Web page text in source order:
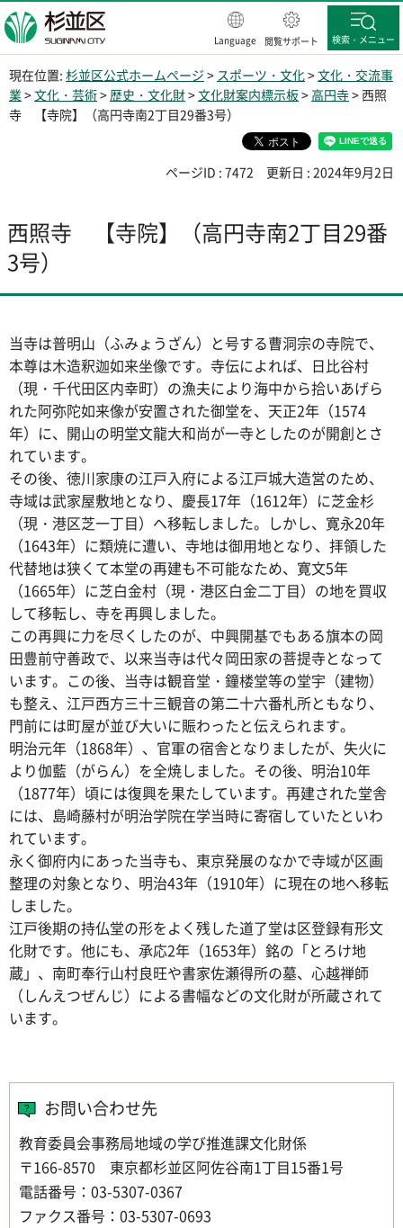
杉並区
Language 閲覧サポート 検索・メニュー
現在位置: 杉並区公式ホームページ > スポーツ・文化>文化・交流事
業 >文化・芸術> 歴史・文化財>文化財案内標示板> 高円寺> 西照
寺 【寺院】（高円寺南2丁目29番3号）
ページID : 7472 更新日 : 2024年9月2日
西照寺 【寺院】（高円寺南2丁目29番
3号）
当寺は普明山（ふみょうざん）と号する曹洞宗の寺院で、
本尊は木造釈迦如来坐像です。寺伝によれば、日比谷村
（現・千代田区内幸町）の漁夫により海中から拾いあげら
れた阿弥陀如来像が安置された御堂を、天正2年（1574
年）に、開山の明堂文龍大和尚が一寺としたのが開創とさ
れています。
その後、徳川家康の江戸入府による江戸城大造営のため、
寺域は武家屋敷地となり、慶長17年（1612年）に芝金杉
（現・港区芝一丁目）へ移転しました。しかし、寛永20年
（1643年）に類焼に遭い、寺地は御用地となり、拝領した
代替地は狭くて本堂の再建も不可能なため、寛文5年
（1665年）に芝白金村（現・港区白金二丁目）の地を買収
して移転し、寺を再興しました。
この再興に力を尽くしたのが、中興開基でもある旗本の岡
田豊前守善政で、以来当寺は代々岡田家の菩提寺となって
います。この後、当寺は観音堂・鐘楼堂等の堂宇（建物）
も整え、江戸西方三十三観音の第二十六番札所ともなり、
門前には町屋が並び大いに賑わったと伝えられます。
明治元年（1868年）、官軍の宿舎となりましたが、失火に
より伽藍（がらん）を全焼しました。その後、明治10年
（1877年）頃には復興を果たしています。再建された堂舎
には、島崎藤村が明治学院在学当時に寄宿していたといわ
れています。
永く御府内にあった当寺も、東京発展のなかで寺域が区画
整理の対象となり、明治43年（1910年）に現在の地へ移転
しました。
江戸後期の持仏堂の形をよく残した道了堂は区登録有形文
化財です。他にも、承応2年（1653年）銘の「とろけ地
蔵」、南町奉行山村良旺や書家佐瀬得所の墓、心越禅師
（しんえつぜんじ）による書幅などの文化財が所蔵されて
います。
お問い合わせ先
教育委員会事務局地域の学び推進課文化財係
〒166-8570 東京都杉並区阿佐谷南1丁目15番1号
電話番号：03-5307-0367
ファクス番号：03-5307-0693